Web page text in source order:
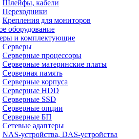
Шлейфы, кабели
Переходники
Крепления для мониторов
оборудование
и комплектующие
Серверы
Серверные процессоры
Серверные материнские платы
Серверная память
Серверные корпуса
Серверные HDD
Серверные SSD
Серверные опции
Серверные БП
Сетевые адаптеры
NAS-устройства, DAS-устройства